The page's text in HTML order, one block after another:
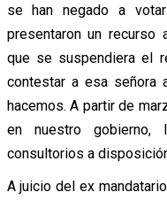
se han negado a
presentaron un recurso
que se suspendiera el
contestar a esa señora
hacemos. A partir de
en nuestro
consultorios a
A juicio del ex